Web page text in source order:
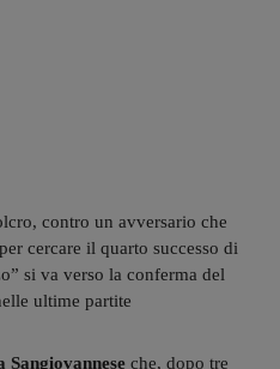
contro un avversario che
cercare il quarto successo di
si va verso la conferma del
ultime partite
che, dopo tre